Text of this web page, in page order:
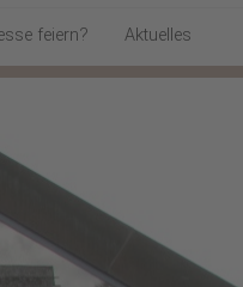
feiern? Aktuelles
Von gestern